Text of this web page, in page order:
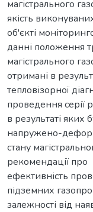
магістрального
якість
об'єкті
данні положення
магістрального
отримані в
тепловізорної
проведення серії
в результаті яких
напружено-
стану
рекомендації про
ефективність
підземних
залежності від